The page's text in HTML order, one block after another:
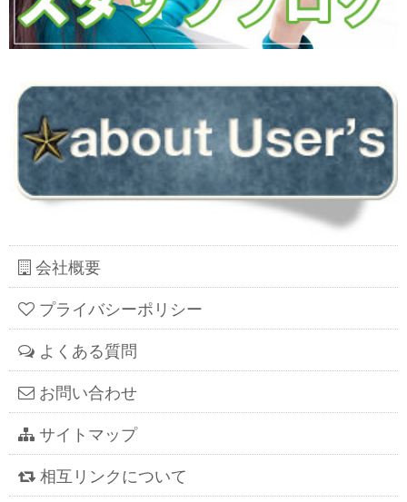
会社概要
プライバシーポリシー
よくある質問
お問い合わせ
サイトマップ
相互リンクについて